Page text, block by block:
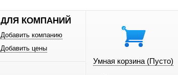
ДЛЯ КОМПАНИЙ
Добавить компанию
Добавить цены
Умная корзина (Пусто)